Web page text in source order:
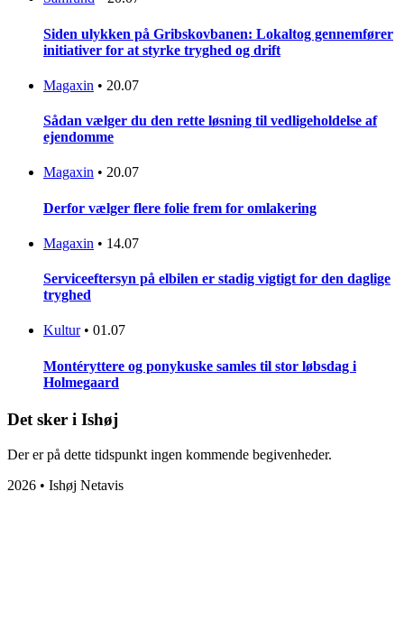
Siden ulykken på Gribskovbanen: Lokaltog gennemfører
initiativer for at styrke tryghed og drift
Magaxin • 20.07
Sådan vælger du den rette løsning til vedligeholdelse af
ejendomme
Magaxin • 20.07
Derfor vælger flere folie frem for omlakering
Magaxin • 14.07
Serviceeftersyn på elbilen er stadig vigtigt for den daglige
tryghed
Kultur • 01.07
Montéryttere og ponykuske samles til stor løbsdag i
Holmegaard
Det sker i Ishøj
Der er på dette tidspunkt ingen kommende begivenheder.
2026 • Ishøj Netavis